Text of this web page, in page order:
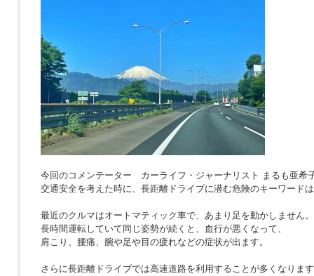
今回のコメンテーター カーライフ・ジャーナリスト まるも亜希
交通安全を考えた時に、長距離ドライブに潜む危険のキーワード
最近のクルマはオートマティック車で、あまり足を動かしません。
長時間運転していて同じ姿勢が続くと、血行が悪くなって、
肩こり、腰痛、腕や足や目の疲れなどの症状が出ます。
さらに長距離ドライブでは高速道路を利用することが多くなりま